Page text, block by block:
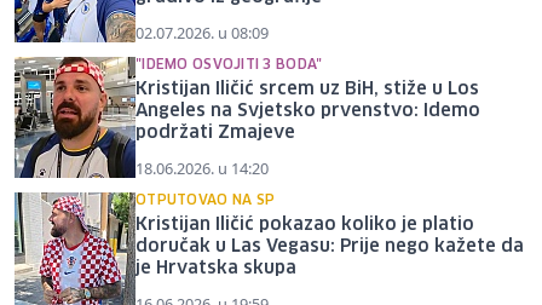
02.07.2026. u 08:09
"IDEMO OSVOJITI 3 BODA"
Kristijan Iličić srcem uz BiH, stiže u Los
Angeles na Svjetsko prvenstvo: Idemo
podržati Zmajeve
18.06.2026. u 14:20
OTPUTOVAO NA SP
Kristijan Iličić pokazao koliko je platio
doručak u Las Vegasu: Prije nego kažete da
je Hrvatska skupa